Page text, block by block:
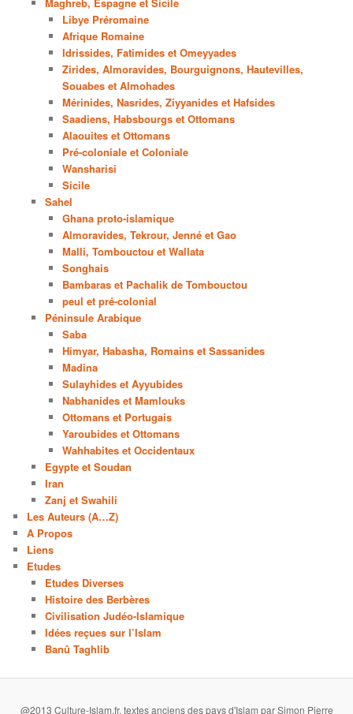
Libye Préromaine
Afrique Romaine
Idrissides, Fatimides et Omeyyades
Zirides, Almoravides, Bourguignons, Hautevilles,
Souabes et Almohades
Mérinides, Nasrides, Ziyyanides et Hafsides
Saadiens, Habsbourgs et Ottomans
Alaouites et Ottomans
Pré-coloniale et Coloniale
Wansharisi
Sicile
Sahel
Ghana proto-islamique
Almoravides, Tekrour, Jenné et Gao
Malli, Tombouctou et Wallata
Songhais
Bambaras et Pachalik de Tombouctou
peul et pré-colonial
Péninsule Arabique
Saba
Himyar, Habasha, Romains et Sassanides
Madina
Sulayhides et Ayyubides
Nabhanides et Mamlouks
Ottomans et Portugais
Yaroubides et Ottomans
Wahhabites et Occidentaux
Egypte et Soudan
Iran
Zanj et Swahili
Les Auteurs (A…Z)
A Propos
Liens
Etudes
Etudes Diverses
Histoire des Berbères
Civilisation Judéo-Islamique
Idées reçues sur l’Islam
Banû Taghlib
@2013 Culture-Islam.fr, textes anciens des pays d'Islam par Simon Pierre